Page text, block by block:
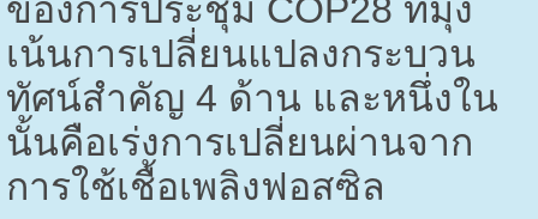
ของการประชุม COP28 ที่มุ่ง
เน้นการเปลี่ยนแปลงกระบวน
ทัศน์สำคัญ 4 ด้าน และหนึ่งใน
นั้นคือเร่งการเปลี่ยนผ่านจาก
การใช้เชื้อเพลิงฟอสซิล